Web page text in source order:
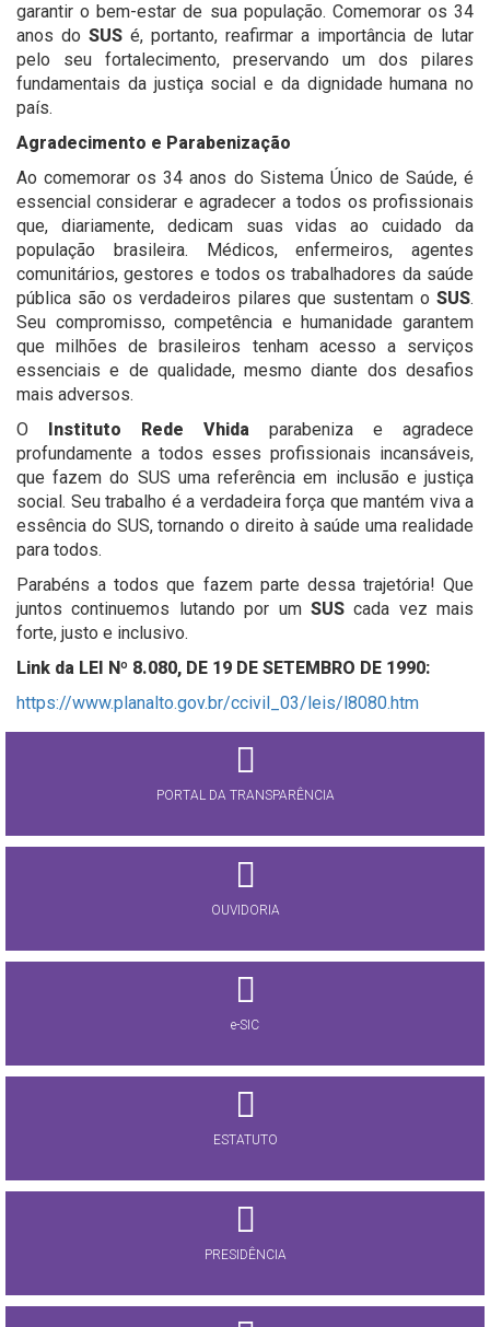
garantir o bem-estar de sua população. Comemorar os 34
anos do SUS é, portanto, reafirmar a importância de lutar
pelo seu fortalecimento, preservando um dos pilares
fundamentais da justiça social e da dignidade humana no
país.
Agradecimento e Parabenização
Ao comemorar os 34 anos do Sistema Único de Saúde, é
essencial considerar e agradecer a todos os profissionais
que, diariamente, dedicam suas vidas ao cuidado da
população brasileira. Médicos, enfermeiros, agentes
comunitários, gestores e todos os trabalhadores da saúde
pública são os verdadeiros pilares que sustentam o SUS.
Seu compromisso, competência e humanidade garantem
que milhões de brasileiros tenham acesso a serviços
essenciais e de qualidade, mesmo diante dos desafios
mais adversos.
O
Instituto Rede Vhida parabeniza e agradece
profundamente a todos esses profissionais incansáveis,
que fazem do SUS uma referência em inclusão e justiça
social. Seu trabalho é a verdadeira força que mantém viva a
essência do SUS, tornando o direito à saúde uma realidade
para todos.
Parabéns a todos que fazem parte dessa trajetória! Que
juntos continuemos lutando por um SUScada vez mais
forte, justo e inclusivo.
Link da LEI Nº 8.080, DE 19 DE SETEMBRO DE 1990:
https://www.planalto.gov.br/ccivil_03/leis/l8080.htm
PORTAL DA TRANSPARÊNCIA
OUVIDORIA
e-SIC
ESTATUTO
PRESIDÊNCIA